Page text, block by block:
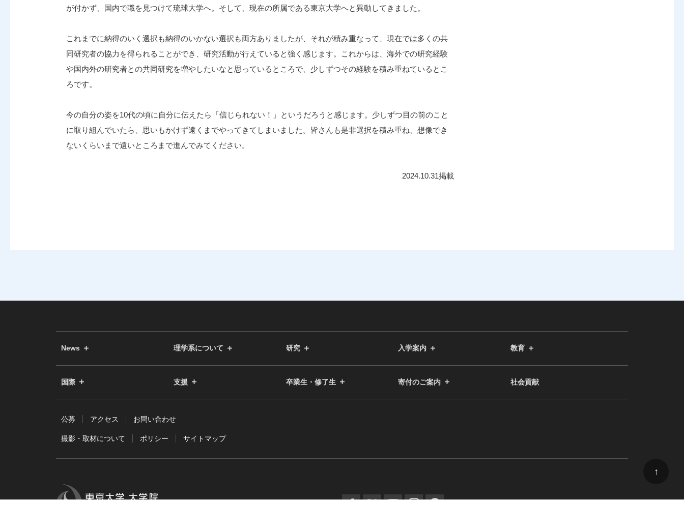
が付かず、国内で職を見つけて琉球大学へ。そして、現在の所属である東京大学へと異動してきました。
これまでに納得のいく選択も納得のいかない選択も両方ありましたが、それが積み重なって、現在では多くの共
同研究者の協力を得られることができ、研究活動が行えていると強く感じます。これからは、海外での研究経験
や国内外の研究者との共同研究を増やしたいなと思っているところで、少しずつその経験を積み重ねているとこ
ろです。
今の自分の姿を10代の頃に自分に伝えたら「信じられない！」というだろうと感じます。少しずつ目の前のこと
に取り組んでいたら、思いもかけず遠くまでやってきてしまいました。皆さんも是非選択を積み重ね、想像でき
ないくらいまで遠いところまで進んでみてください。
2024.10.31掲載
News 理学系について 研究 入学案内 教育
国際 支援 卒業生・修了生 寄付のご案内 社会貢献
公募 アクセス お問い合わせ
撮影・取材について ポリシー サイトマップ
↑